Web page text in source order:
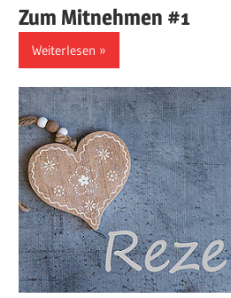
Zum Mitnehmen #1
Weiterlesen